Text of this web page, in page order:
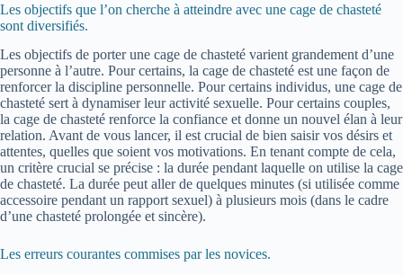
Les objectifs que l’on cherche à atteindre avec une cage de chasteté
sont diversifiés.
Les objectifs de porter une cage de chasteté varient grandement d’une
personne à l’autre. Pour certains, la cage de chasteté est une façon de
renforcer la discipline personnelle. Pour certains individus, une cage de
chasteté sert à dynamiser leur activité sexuelle. Pour certains couples,
la cage de chasteté renforce la confiance et donne un nouvel élan à leur
relation. Avant de vous lancer, il est crucial de bien saisir vos désirs et
attentes, quelles que soient vos motivations. En tenant compte de cela,
un critère crucial se précise : la durée pendant laquelle on utilise la cage
de chasteté. La durée peut aller de quelques minutes (si utilisée comme
accessoire pendant un rapport sexuel) à plusieurs mois (dans le cadre
d’une chasteté prolongée et sincère).
Les erreurs courantes commises par les novices.